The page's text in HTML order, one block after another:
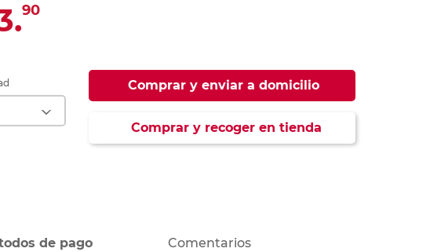
90
Comprar y enviar a domicilio
Comprar y recoger en tienda
de pago Comentarios